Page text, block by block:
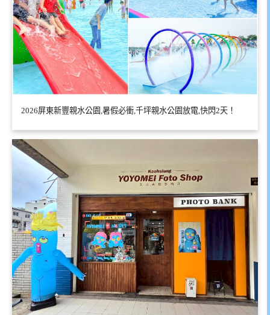
2026屏東新豐親水公園,暑假必衝,千坪親水公園放電,快閃2天！